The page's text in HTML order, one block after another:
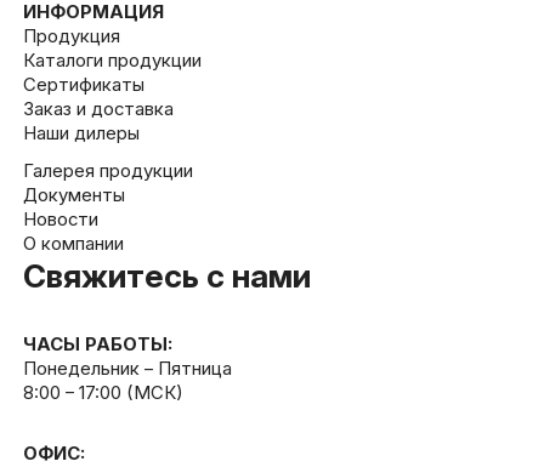
ИНФОРМАЦИЯ
Продукция
Каталоги продукции
Сертификаты
Заказ и доставка
Наши дилеры
Галерея продукции
Документы
Новости
О компании
Свяжитесь с нами
ЧАСЫ РАБОТЫ:
Понедельник – Пятница
8:00 – 17:00 (МСК)
ОФИС: